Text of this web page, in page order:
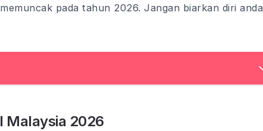
pada tahun 2026. Jangan biarkan diri anda
Malaysia 2026